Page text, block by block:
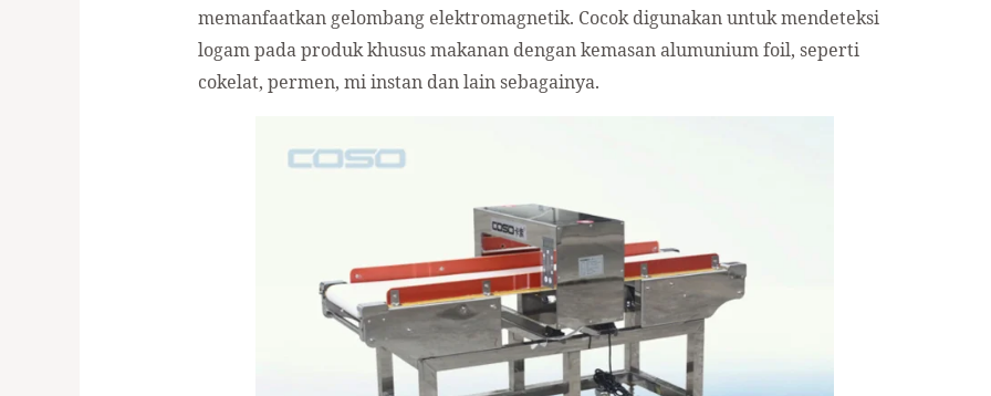
memanfaatkan gelombang elektromagnetik. Cocok digunakan untuk mendeteksi
logam pada produk khusus makanan dengan kemasan alumunium foil, seperti
cokelat, permen, mi instan dan lain sebagainya.